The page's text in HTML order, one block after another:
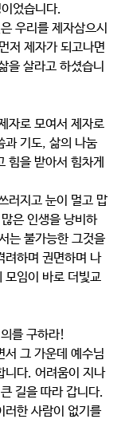
었습니다.
저 제자가 되고나면
을 살라고 하셨습니
과 기도, 삶의 나눔
힘을 받아서 힘차게
은 인생을 낭비하
는 불가능한 그것을
려하며 권면하며 나
모임이 바로 더빛교
를 구하라!
니다. 어려움이 지나
길을 따라 갑니다.
러한 사람이 없기를